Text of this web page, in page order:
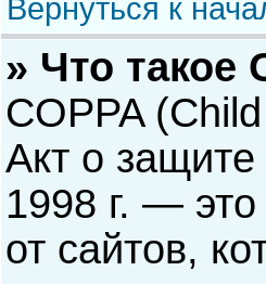
Вернуться к
» Что такое
COPPA
Акт о защите
1998 г. —
от сайтов,